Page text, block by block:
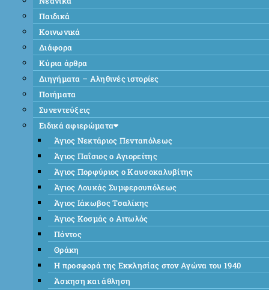
Παιδικά
Κοινωνικά
Διάφορα
Κύρια άρθρα
Διηγήματα – Αληθινές ιστορίες
Ποιήματα
Συνεντεύξεις
Ειδικά αφιερώματα
Άγιος Νεκτάριος Πενταπόλεως
Άγιος Παΐσιος ο Αγιορείτης
Άγιος Πορφύριος ο Καυσοκαλυβίτης
Άγιος Λουκάς Συμφερουπόλεως
Άγιος Ιάκωβος Τσαλίκης
Άγιος Κοσμάς ο Αιτωλός
Πόντος
Θράκη
Η προσφορά της Εκκλησίας στον Αγώνα του 1940
Άσκηση και άθληση